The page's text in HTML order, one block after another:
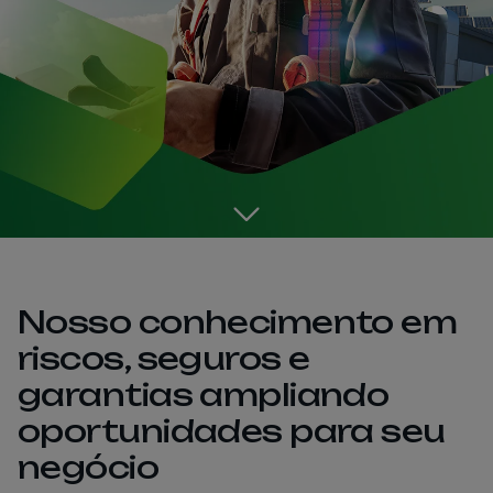
Go to the next section
Nosso conhecimento em
riscos, seguros e
garantias ampliando
oportunidades para seu
negócio